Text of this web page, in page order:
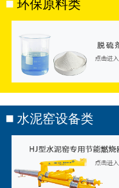
环保原料类
水泥窑设备类